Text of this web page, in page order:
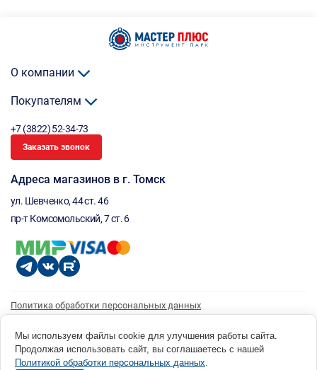
О компании
Покупателям
+7 (3822) 52-34-73
Заказать звонок
Адреса магазинов в г. Томск
ул. Шевченко, 44 ст. 46
пр-т Комсомольский, 7 ст. 6
Политика обработки персональных данных
Согласие на получение рассылки
© 1996 - 2026 инструмент парк «Мастер Плюс» Россия, г. Томск, ул. Шевченко, 44 ст. 46, (3822) 52-34-
73 okp@masterplus.tomsk.ru ИП Брусницын Д.Н. ИНН 701700002741
Мы используем файлы cookie для улучшения работы сайта.
Продолжая использовать сайт, вы соглашаетесь с нашей
Политикой обработки персональных данных.